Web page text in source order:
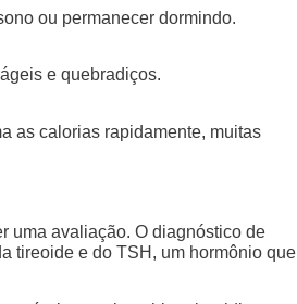
ou permanecer dormindo.
e quebradiços.
as calorias rapidamente, muitas
uma avaliação. O diagnóstico de
tireoide e do TSH, um hormônio que